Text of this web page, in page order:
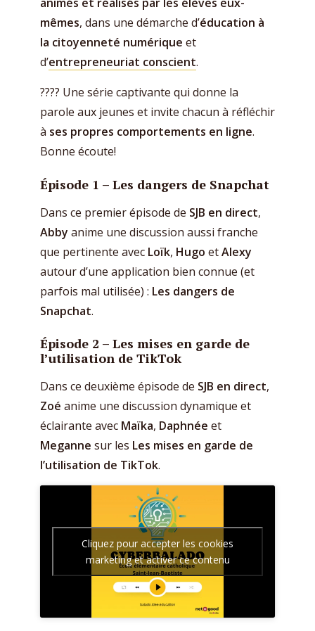
mêmes, dans une démarche d’éducation à
la citoyenneté numérique et
d’entrepreneuriat conscient.
????️ Une série captivante qui donne la
parole aux jeunes et invite chacun à réfléchir
à ses propres comportements en ligne.
Bonne écoute!
Épisode 1 – Les dangers de Snapchat
Dans ce premier épisode de SJB en direct,
Abby anime une discussion aussi franche
que pertinente avec Loïk, Hugo etAlexy
autour d’une application bien connue (et
parfois mal utilisée) : Les dangers de
Snapchat.
Épisode 2 – Les mises en garde de
l’utilisation de TikTok
Dans ce deuxième épisode de SJB en direct,
Zoé anime une discussion dynamique et
éclairante avec Maïka, Daphnée et
Meganne sur les Les mises en garde de
l’utilisation de TikTok.
Cliquez pour accepter les cookies
marketing et activer ce contenu